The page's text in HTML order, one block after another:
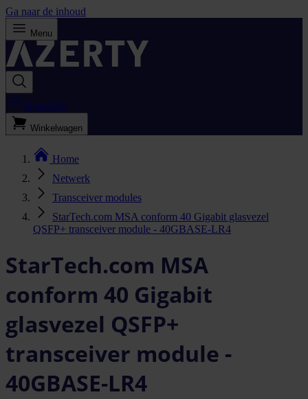
Ga naar de inhoud
Menu
Bestellijst
Winkelwagen
Home
Netwerk
Transceiver modules
StarTech.com MSA conform 40 Gigabit glasvezel
QSFP+ transceiver module - 40GBASE-LR4
StarTech.com MSA
conform 40 Gigabit
glasvezel QSFP+
transceiver module -
40GBASE-LR4